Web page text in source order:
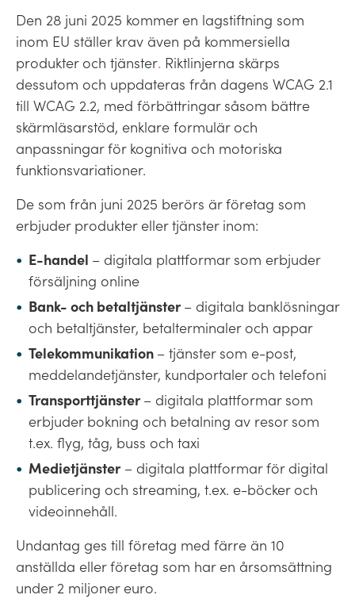
Den 28 juni 2025 kommer en lagstiftning som
inom EU ställer krav även på kommersiella
produkter och tjänster. Riktlinjerna skärps
dessutom och uppdateras från dagens WCAG 2.1
till WCAG 2.2, med förbättringar såsom bättre
skärmläsarstöd, enklare formulär och
anpassningar för kognitiva och motoriska
funktionsvariationer.
De som från juni 2025 berörs är företag som
erbjuder produkter eller tjänster inom:
E-handel – digitala plattformar som erbjuder
försäljning online
Bank- och betaltjänster– digitala banklösningar
och betaltjänster, betalterminaler och appar
Telekommunikation – tjänster som e-post,
meddelandetjänster, kundportaler och telefoni
Transporttjänster– digitala plattformar som
erbjuder bokning och betalning av resor som
t.ex. flyg, tåg, buss och taxi
Medietjänster– digitala plattformar för digital
publicering och streaming, t.ex. e-böcker och
videoinnehåll.
Undantag ges till företag med färre än 10
anställda eller företag som har en årsomsättning
under 2 miljoner euro.​